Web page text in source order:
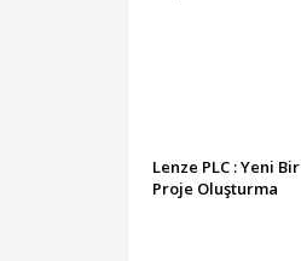
Lenze PLC : Yeni Bir
Proje Oluşturma